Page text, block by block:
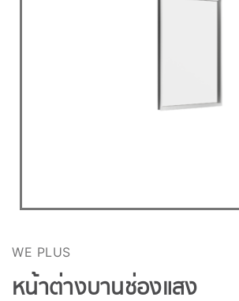
WE PLUS
หน้าต่างบานช่องแสง